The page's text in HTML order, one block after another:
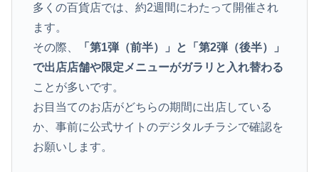
多くの百貨店では、約2週間にわたって開催され
ます。
その際、
「第1弾（前半）」と「第2弾（後半）」
で出店店舗や限定メニューがガラリと入れ替わる
ことが多いです。
お目当てのお店がどちらの期間に出店している
か、事前に公式サイトのデジタルチラシで確認を
お願いします。